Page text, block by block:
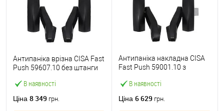
В наявності
Антипаніка врізна CISA Fast
Push 59607.10 без штанги
Ціна 8 349 грн.
В наявності
Антипаніка накладна CISA
Fast Push 59001.10 з
Ціна 6 629 грн.